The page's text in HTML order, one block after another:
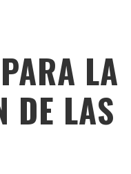
LA
DE LAS